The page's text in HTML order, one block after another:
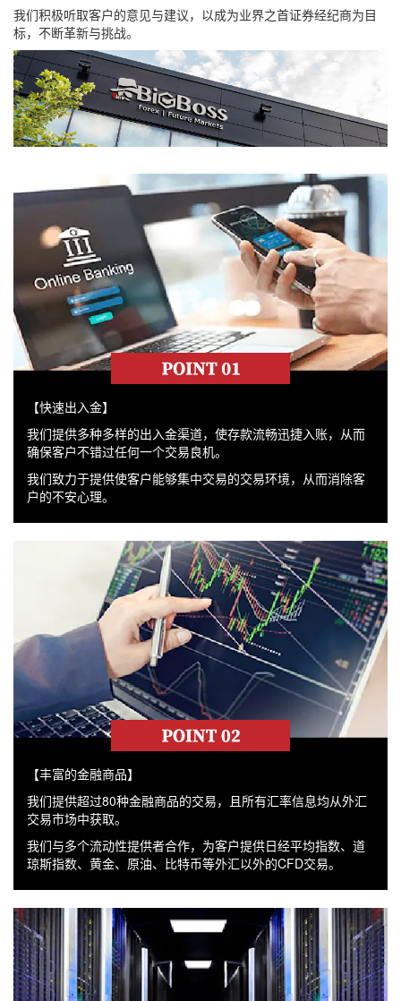
我们积极听取客户的意见与建议，以成为业界之首证券经纪商为目
标，不断革新与挑战。
【快速出入金】
我们提供多种多样的出入金渠道，使存款流畅迅捷入账，从而
确保客户不错过任何一个交易良机。
我们致力于提供使客户能够集中交易的交易环境，从而消除客
户的不安心理。
【丰富的金融商品】
我们提供超过80种金融商品的交易，且所有汇率信息均从外汇
交易市场中获取。
我们与多个流动性提供者合作，为客户提供日经平均指数、道
琼斯指数、黄金、原油、比特币等外汇以外的CFD交易。